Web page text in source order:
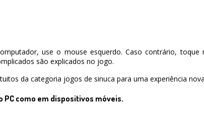
use o mouse esquerdo. Caso contrário,
são explicados no jogo.
da categoria jogos de sinuca para uma experiência
PC como em dispositivos móveis.